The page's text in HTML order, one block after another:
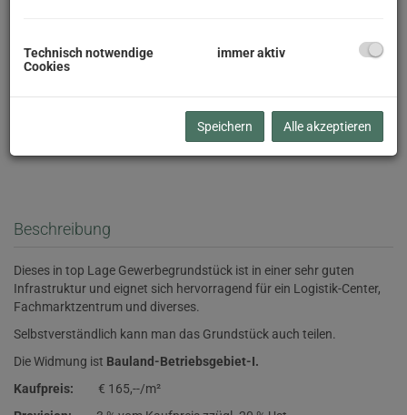
Beschreibung
Dieses in top Lage Gewerbegrundstück ist in einer sehr guten
Infrastruktur und eignet sich hervorragend für ein Logistik-Center,
Fachmarktzentrum und diverses.
Selbstverständlich kann man das Grundstück auch teilen.
Die Widmung ist Bauland-Betriebsgebiet-I.
Kaufpreis: € 165,--/m²
Technisch notwendige
Cookies
immer aktiv
Speichern Alle akzeptieren